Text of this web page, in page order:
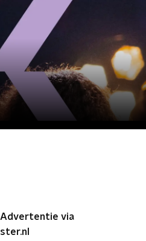
Advertentie via
ster.nl